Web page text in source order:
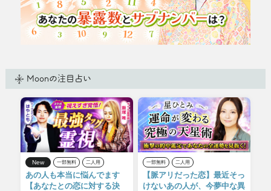
Moonの注目占い
New 一部無料 二人用
あの人も本当に悩んでます
【あなたとの恋に対する決
一部無料 二人用
【脈アリだった恋】最近そっ
けないあの人が、今夢中な異